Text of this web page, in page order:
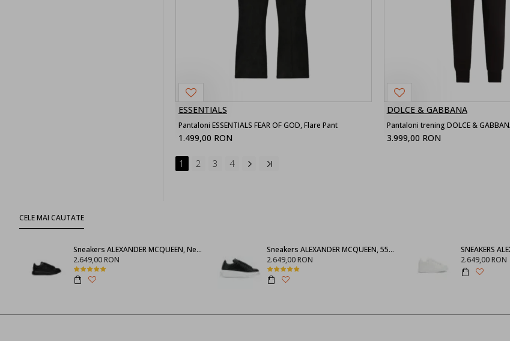
ESSENTIALS
Pantaloni ESSENTIALS FEAR OF GOD, Flare Pant
1.499,00 RON
DOLCE & GABBANA
3.999,00 RON
1 2 3 4
CELE MAI CAUTATE
Sneakers ALEXANDER MCQUEEN, Negru full
2.649,00 RON
Sneakers ALEXANDER MCQUEEN, 553770WHGP01000
2.649,00 RON
2.649,00 RON